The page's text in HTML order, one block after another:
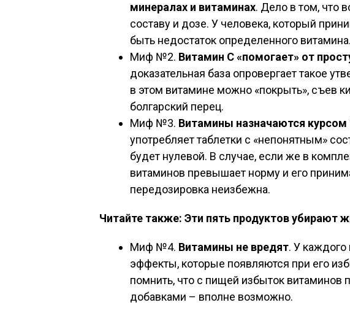
минералах и витаминах. Дело в том, что
составу и дозе. У человека, который
быть недостаток определенного витамина.
Миф №2. Витамин С «помогает» от
доказательная база опровергает такое
в этом витамине можно «покрыть», съев
болгарский перец.
Миф №3. Витамины назначаются курсом
употребляет таблетки с «непонятным»
будет нулевой. В случае, если же в
витаминов превышает норму и его
передозировка неизбежна.
Читайте также: Эти пять продуктов убирают
Миф №4. Витамины не вредят. У каждого
эффекты, которые появляются при его
помнить, что с пищей избыток витаминов
добавками – вполне возможно.